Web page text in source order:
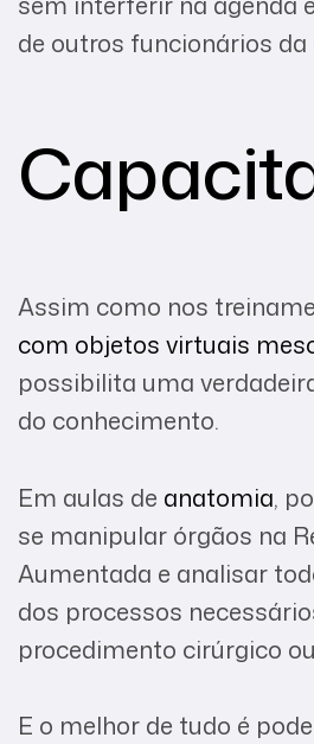
de outros funcionários da
Assim como nos
com objetos virtuais
possibilita uma
do conhecimento.
Em aulas de anatomia,
se manipular órgãos na
Aumentada e analisar
dos processos
procedimento cirúrgico
E o melhor de tudo é